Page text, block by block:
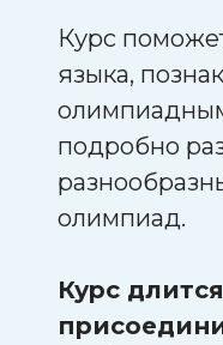
Курс
языка,
подробно
олимпиад.
Курс